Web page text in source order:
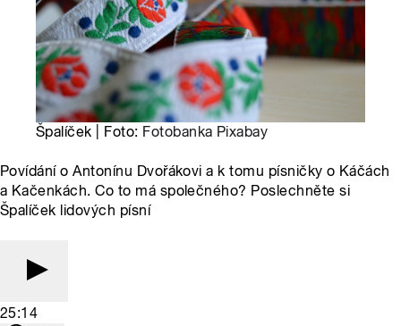
Špalíček | Foto: Fotobanka Pixabay
Povídání o Antonínu Dvořákovi a k tomu písničky o Káčách
a Kačenkách. Co to má společného? Poslechněte si
Špalíček lidových písní
25:14